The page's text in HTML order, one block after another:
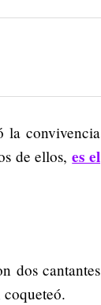
la convivencia
de ellos,es el
dos cantantes